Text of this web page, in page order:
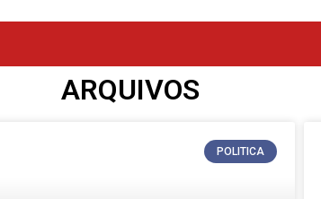
ARQUIVOS
POLITICA